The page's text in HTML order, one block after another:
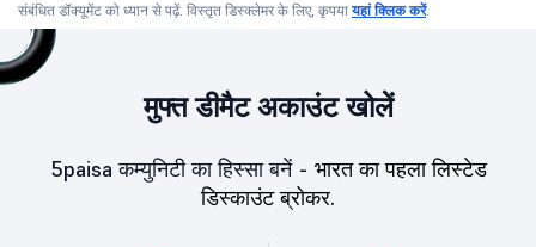
संबंधित डॉक्यूमेंट को ध्यान से पढ़ें. विस्तृत डिस्क्लेमर के लिए, कृपयायहां क्लिक करें.
मुफ्त डीमैट अकाउंट खोलें
5paisa कम्युनिटी का हिस्सा बनें - भारत का पहला लिस्टेड
डिस्काउंट ब्रोकर.